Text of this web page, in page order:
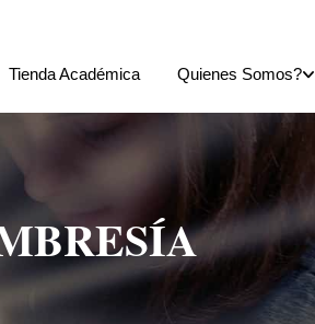
Tienda Académica Quienes Somos?